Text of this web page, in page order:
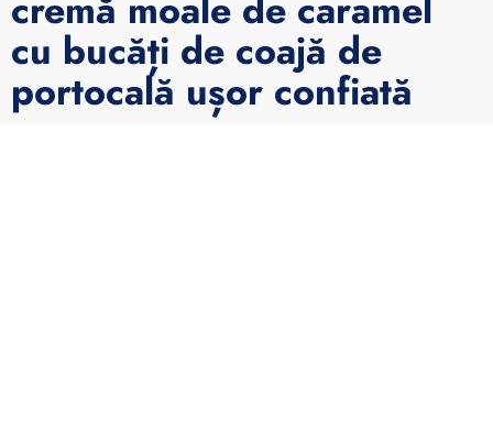
cremă moale de caramel
cu bucăți de coajă de
portocală ușor confiată